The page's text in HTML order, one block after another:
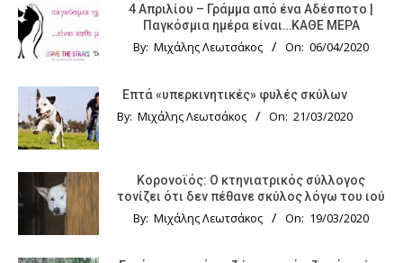
4 Απριλίου – Γράμμα από ένα Αδέσποτο |
Παγκόσμια ημέρα είναι…ΚΑΘΕ ΜΕΡΑ
By: Μιχάλης Λεωτσάκος On: 06/04/2020
Επτά «υπερκινητικές» φυλές σκύλων
By: Μιχάλης Λεωτσάκος On: 21/03/2020
Κορονοϊός: Ο κτηνιατρικός σύλλογος
τονίζει ότι δεν πέθανε σκύλος λόγω του ιού
By: Μιχάλης Λεωτσάκος On: 19/03/2020